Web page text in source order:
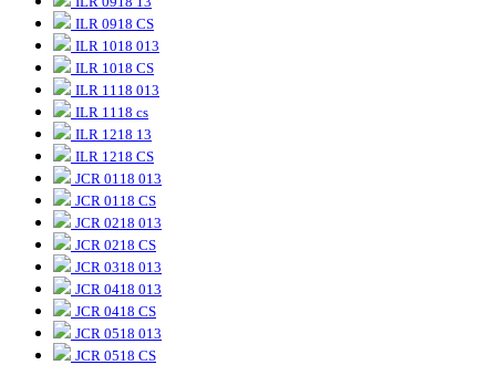
ILR 0918 CS
ILR 1018 013
ILR 1018 CS
ILR 1118 013
ILR 1118 cs
ILR 1218 13
ILR 1218 CS
JCR 0118 013
JCR 0118 CS
JCR 0218 013
JCR 0218 CS
JCR 0318 013
JCR 0418 013
JCR 0418 CS
JCR 0518 013
JCR 0518 CS